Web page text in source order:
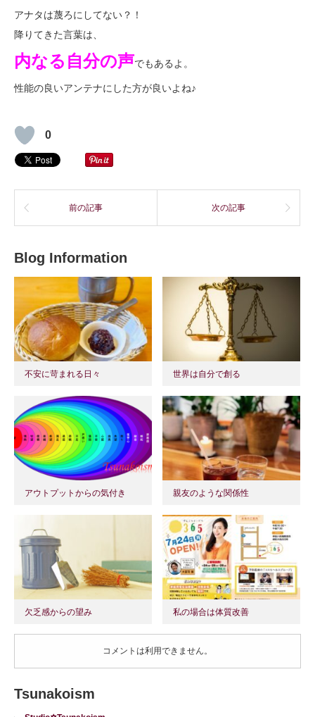
アナタは蔑ろにしてない？！
降りてきた言葉は、
内なる自分の声でもあるよ。
性能の良いアンテナにした方が良いよね♪
0
前の記事 次の記事
Blog Information
不安に苛まれる日々 世界は自分で創る
アウトプットからの気付き 親友のような関係性
欠乏感からの望み 私の場合は体質改善
コメントは利用できません。
Tsunakoism